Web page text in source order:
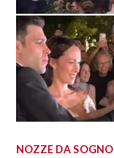
NOZZE DA SOGNO